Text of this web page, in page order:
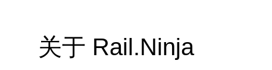
关于 Rail.Ninja